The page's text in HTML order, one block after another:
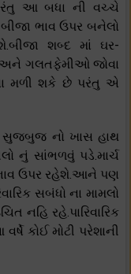
આ બધા ની વચ્ચે
ભાવ ઉપર બનેલો
શબ્દ માં ઘર-
અને ગલતફેમીઓ જોવા
મળી શકે છે પરંતુ એ
સુજબુજ નો ખાસ હાથ
નું સાંભળવું પડે.માર્ચ
ભાવ ઉપર રહેશે.આને પણ
સબંધો ના મામલો
નહિ રહે.પારિવારિક
કોઈ મોટી પરેશાની